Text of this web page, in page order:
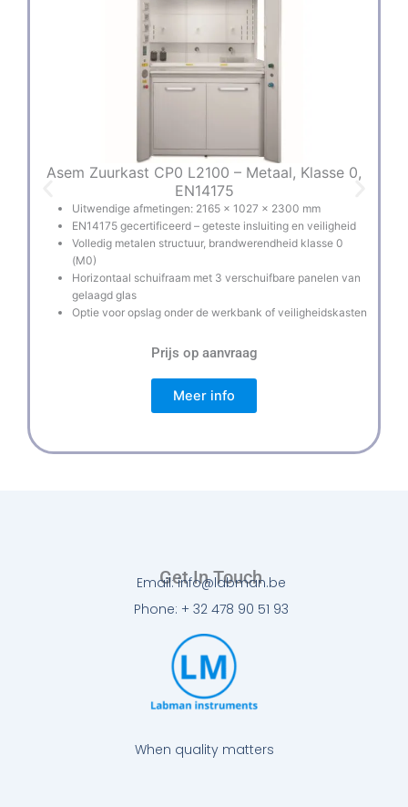
Asem Zuurkast CP0 L2100 – Metaal, Klasse 0,
EN14175
Uitwendige afmetingen: 2165 × 1027 × 2300 mm
EN14175 gecertificeerd – geteste insluiting en veiligheid
Volledig metalen structuur, brandwerendheid klasse 0
(M0)
Horizontaal schuifraam met 3 verschuifbare panelen van
gelaagd glas
Optie voor opslag onder de werkbank of veiligheidskasten
Prijs op aanvraag
Meer info
When quality matters
Get In Touch
Email: info@labman.be
Phone: + 32 478 90 51 93